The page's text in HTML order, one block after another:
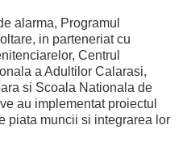
alarma, Programul
in parteneriat cu
Centrul
a Adultilor Calarasi,
si Scoala Nationala de
au implementat proiectul
piata muncii si integrarea lor